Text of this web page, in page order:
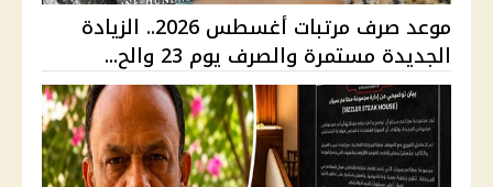
موعد صرف مرتبات أغسطس 2026.. الزيادة
الجديدة مستمرة والصرف يوم 23 والح...